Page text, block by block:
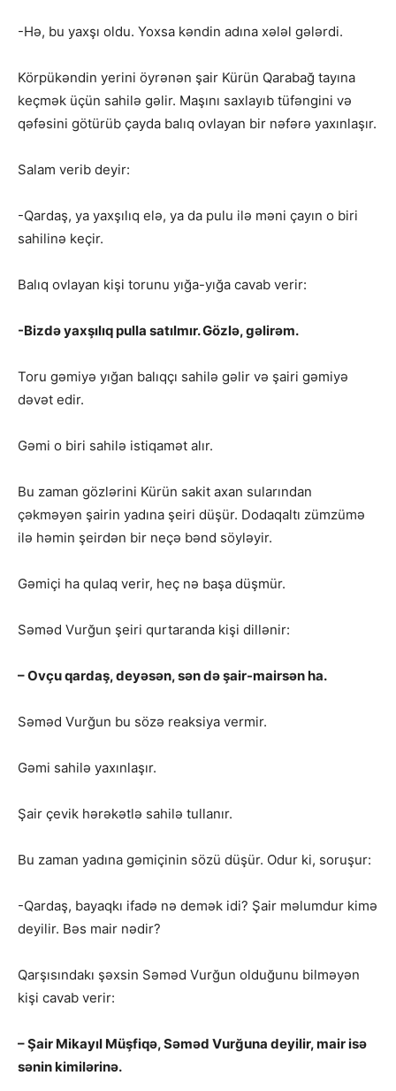
-Hə, bu yaxşı oldu. Yoxsa kəndin adına xələl gələrdi.
Körpükəndin yerini öyrənən şair Kürün Qarabağ tayına
keçmək üçün sahilə gəlir. Maşını saxlayıb tüfəngini və
qəfəsini götürüb çayda balıq ovlayan bir nəfərə yaxınlaşır.
Salam verib deyir:
-Qardaş, ya yaxşılıq elə, ya da pulu ilə məni çayın o biri
sahilinə keçir.
Balıq ovlayan kişi torunu yığa-yığa cavab verir:
-Bizdə yaxşılıq pulla satılmır. Gözlə, gəlirəm.
Toru gəmiyə yığan balıqçı sahilə gəlir və şairi gəmiyə
dəvət edir.
Gəmi o biri sahilə istiqamət alır.
Bu zaman gözlərini Kürün sakit axan sularından
çəkməyən şairin yadına şeiri düşür. Dodaqaltı zümzümə
ilə həmin şeirdən bir neçə bənd söyləyir.
Gəmiçi ha qulaq verir, heç nə başa düşmür.
Səməd Vurğun şeiri qurtaranda kişi dillənir:
– Ovçu qardaş, deyəsən, sən də şair-mairsən ha.
Səməd Vurğun bu sözə reaksiya vermir.
Gəmi sahilə yaxınlaşır.
Şair çevik hərəkətlə sahilə tullanır.
Bu zaman yadına gəmiçinin sözü düşür. Odur ki, soruşur:
-Qardaş, bayaqkı ifadə nə demək idi? Şair məlumdur kimə
deyilir. Bəs mair nədir?
Qarşısındakı şəxsin Səməd Vurğun olduğunu bilməyən
kişi cavab verir:
– Şair Mikayıl Müşfiqə, Səməd Vurğuna deyilir, mair isə
sənin kimilərinə.